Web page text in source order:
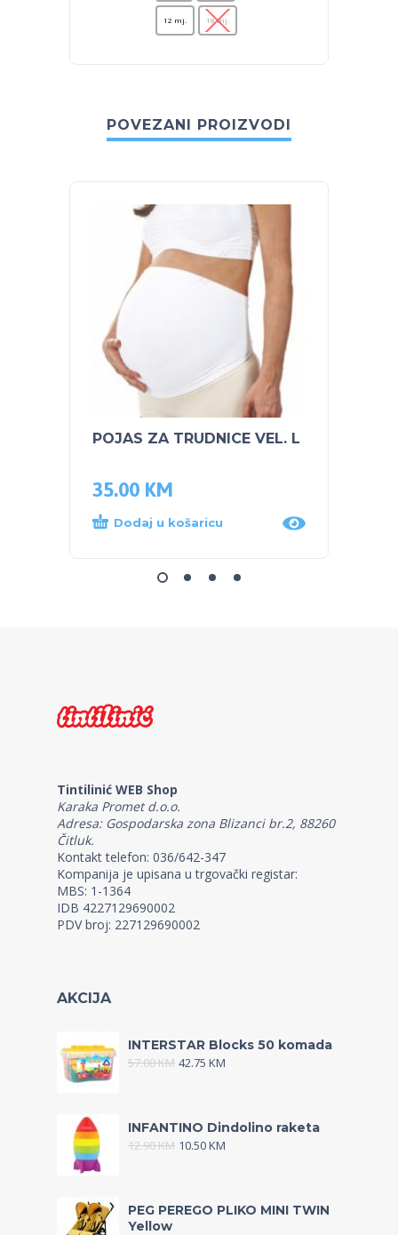
12 mj. 18 mj.
POVEZANI PROIZVODI
POJAS ZA TRUDNICE VEL. L
35.00 KM
Dodaj u košaricu
Tintilinić WEB Shop
Karaka Promet d.o.o.
Adresa: Gospodarska zona Blizanci br.2, 88260
Čitluk.
Kontakt telefon: 036/642-347
Kompanija je upisana u trgovački registar:
MBS: 1-1364
IDB 4227129690002
PDV broj: 227129690002
AKCIJA
INTERSTAR Blocks 50 komada
57.00KM 42.75 KM
INFANTINO Dindolino raketa
12.90KM 10.50KM
PEG PEREGO PLIKO MINI TWIN
Yellow